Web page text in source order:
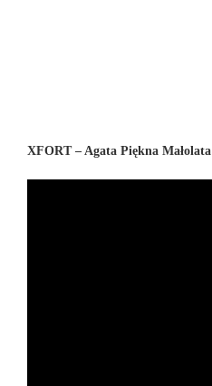
XFORT – Agata Piękna Małolata